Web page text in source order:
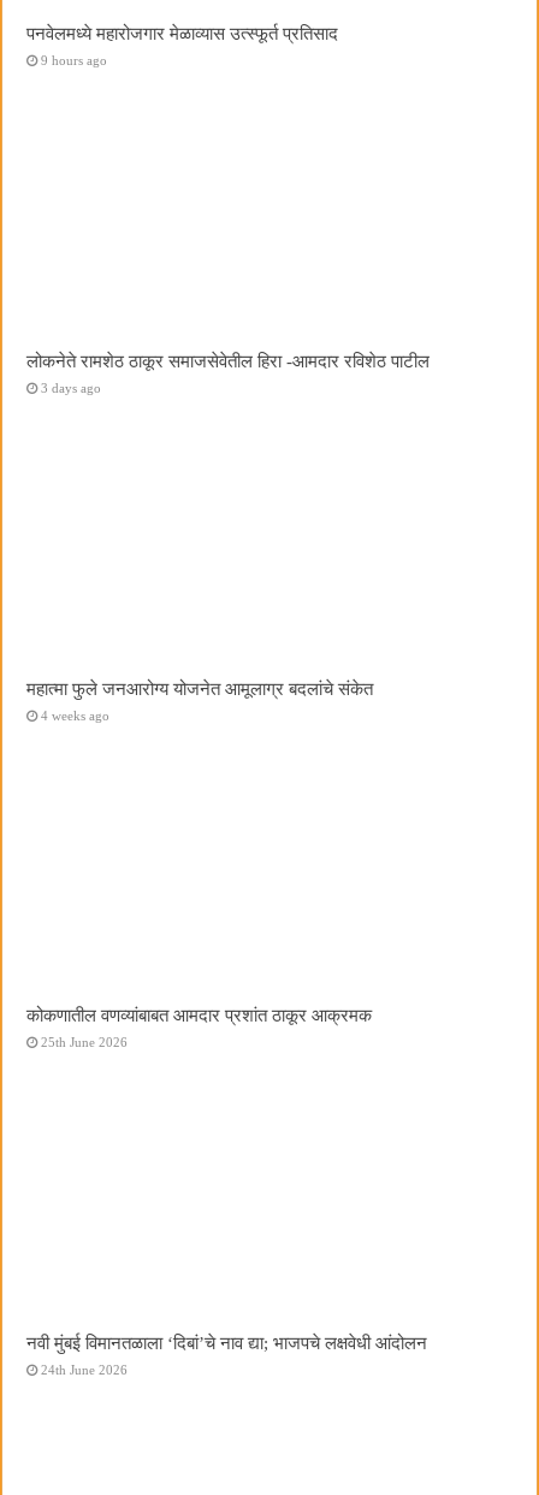
पनवेलमध्ये महारोजगार मेळाव्यास उत्स्फूर्त प्रतिसाद
9 hours ago
लोकनेते रामशेठ ठाकूर समाजसेवेतील हिरा -आमदार रविशेठ पाटील
3 days ago
महात्मा फुले जनआरोग्य योजनेत आमूलाग्र बदलांचे संकेत
4 weeks ago
कोकणातील वणव्यांबाबत आमदार प्रशांत ठाकूर आक्रमक
25th June 2026
नवी मुंबई विमानतळाला ‌‘दिबां‌’चे नाव द्या; भाजपचे लक्षवेधी आंदोलन
24th June 2026